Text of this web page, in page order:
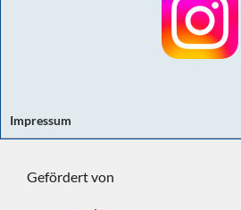
Impressum
Gefördert von